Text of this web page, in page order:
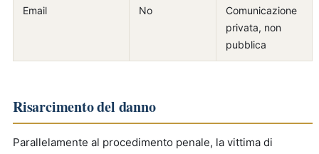
Email No
Comunicazione
privata, non
pubblica
Risarcimento del danno
Parallelamente al procedimento penale, la vittima di